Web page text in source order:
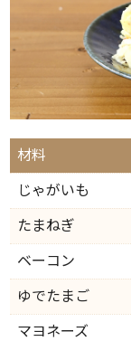
材料
じゃがいも
たまねぎ
ベーコン
ゆでたまご
マヨネーズ